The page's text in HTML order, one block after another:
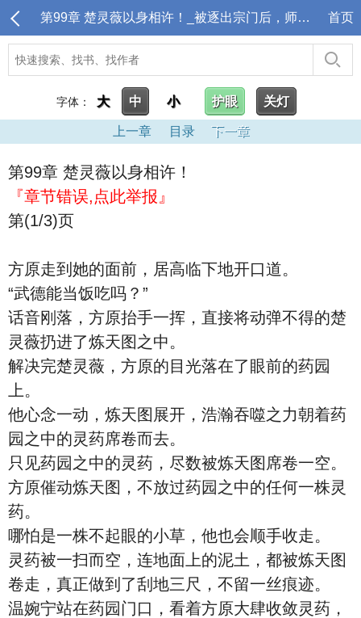
第99章 楚灵薇以身相许！_被逐出宗门后，师尊跪求我原谅 首页
字体： 大 中 小 护眼 关灯
上一章 目录 下一章
第99章 楚灵薇以身相许！
『章节错误,点此举报』
第(1/3)页
方原走到她的面前，居高临下地开口道。
“武德能当饭吃吗？”
话音刚落，方原抬手一挥，直接将动弹不得的楚
灵薇扔进了炼天图之中。
解决完楚灵薇，方原的目光落在了眼前的药园
上。
他心念一动，炼天图展开，浩瀚吞噬之力朝着药
园之中的灵药席卷而去。
只见药园之中的灵药，尽数被炼天图席卷一空。
方原催动炼天图，不放过药园之中的任何一株灵
药。
哪怕是一株不起眼的小草，他也会顺手收走。
灵药被一扫而空，连地面上的泥土，都被炼天图
卷走，真正做到了刮地三尺，不留一丝痕迹。
温婉宁站在药园门口，看着方原大肆收敛灵药，